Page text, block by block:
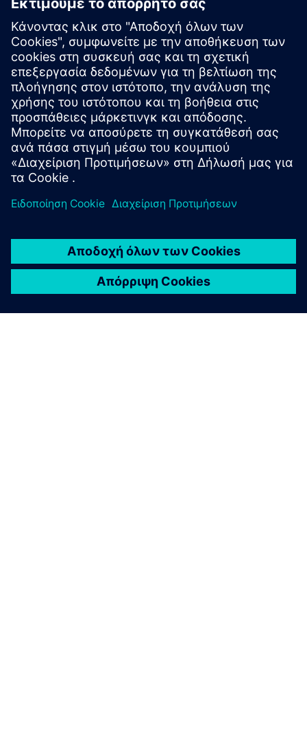
axtesys GmbH
Εγχειρίδιο χρήσης/Τεχνική τεκμηρίωση
Περισσότερες πληροφορίες
Σημειώσεις έκδοσης
Προαπαιτούμενα
Industrial Edge Hub Access
Common Configurator (απαραίτητο για τη διαμόρφωση
των συνδετήρων)